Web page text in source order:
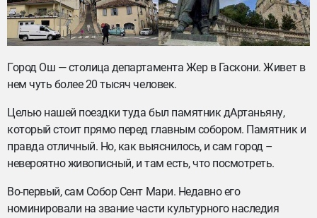
Город Ош — столица департамента Жер в Гаскони. Живет в
нем чуть более 20 тысяч человек.
Целью нашей поездки туда был памятник дАртаньяну,
который стоит прямо перед главным собором. Памятник и
правда отличный. Но, как выяснилось, и сам город –
невероятно живописный, и там есть, что посмотреть.
Во-первый, сам Собор Сент Мари. Недавно его
номинировали на звание части культурного наследия